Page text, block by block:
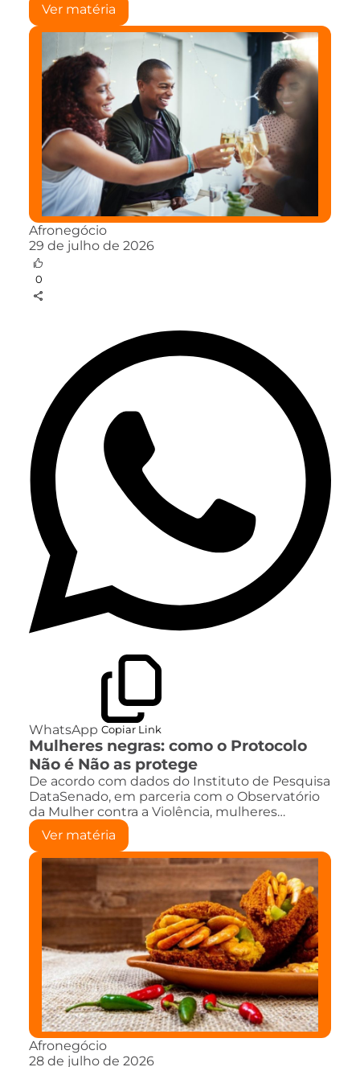
Ver matéria
Afronegócio
29 de julho de 2026
0
WhatsApp Copiar Link
Mulheres negras: como o Protocolo
Não é Não as protege
De acordo com dados do Instituto de Pesquisa
DataSenado, em parceria com o Observatório
da Mulher contra a Violência, mulheres…
Ver matéria
Afronegócio
28 de julho de 2026